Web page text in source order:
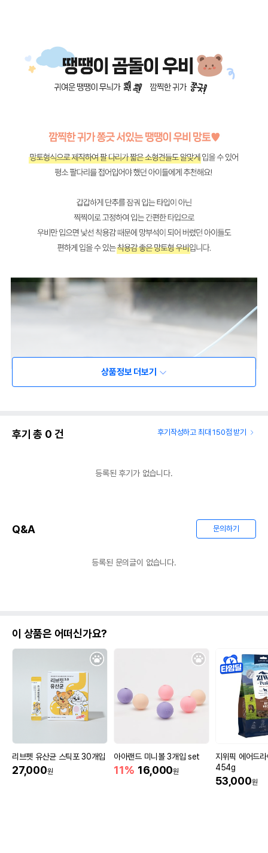
상품정보 더보기
후기 총 0 건 후기작성하고 최대 150점 받기
등록된 후기가 없습니다.
Q&A 문의하기
등록된 문의글이 없습니다.
이 상품은 어떠신가요?
리브펫 유산균 스틱포 30개입
27,000원
아아랜드 미니볼 3개입 set
11% 16,000원
지위픽 에어드
454g
53,000원